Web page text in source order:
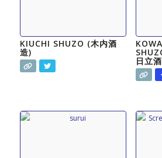
KIUCHI SHUZO (木内酒
造)
日立